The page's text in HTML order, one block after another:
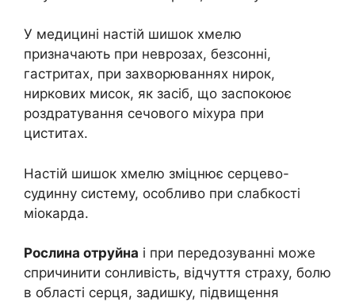
У медицині настій шишок хмелю
призначають при неврозах, безсонні,
гастритах, при захворюваннях нирок,
ниркових мисок, як засіб, що заспокоює
роздратування сечового міхура при
циститах.
Настій шишок хмелю зміцнює серцево-
судинну систему, особливо при слабкості
міокарда.
Рослина отруйна і при передозуванні може
спричинити сонливість, відчуття страху, болю
в області серця, задишку, підвищення